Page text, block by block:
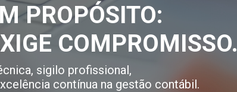
PROPÓSITO:
COMPROMISSO.
sigilo profissional,
contínua na gestão contábil.